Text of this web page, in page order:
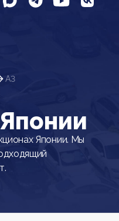
A3
Японии. Мы